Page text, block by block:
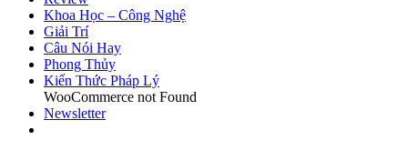
Khoa Học – Công Nghệ
Giải Trí
Câu Nói Hay
Phong Thủy
Kiến Thức Pháp Lý
WooCommerce not Found
Newsletter